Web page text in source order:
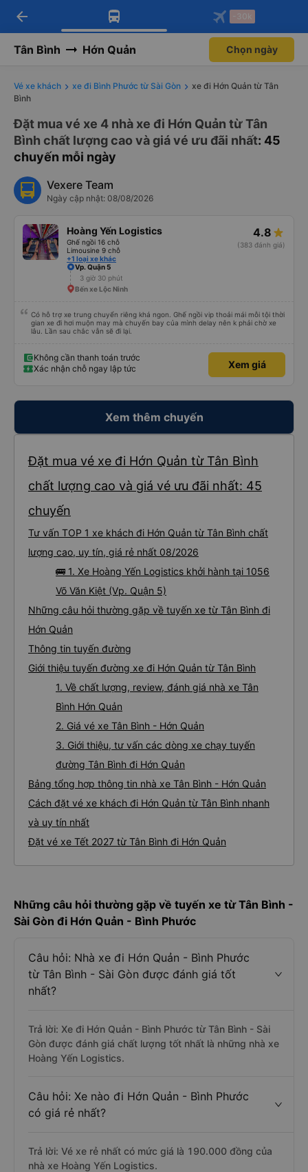
Tải app Vexere ngay!
Nhận ưu đãi thành viên độc
Mở app
Tải app Vexere
-30k/ghế khi đặt vé máy bay qua
Mở app
arrow_back -30k
Tân Bình Hớn Quản Chọn ngày
Vé xe khách xe đi Bình Phước từ Sài Gòn
xe đi Hớn Quản từ Tân
Bình
Đặt mua vé xe 4 nhà xe đi Hớn Quản từ Tân
Bình chất lượng cao và giá vé ưu đãi nhất: 45
chuyến mỗi ngày
Vexere Team
Ngày cập nhật: 08/08/2026
Hoàng Yến Logistics
Ghế ngồi 16 chỗ
Limousine 9 chỗ
+1 loại xe khác
4.8
(383 đánh giá)
Vp. Quận 5
3 giờ 30 phút
Bến xe Lộc Ninh
Có hỗ trợ xe trung chuyển riêng khá ngon. Ghế ngồi vip thoải mái mỗi tội thời
gian xe đi hơi muộn may mà chuyến bay của mình delay nên k phải chờ xe
lâu. Lần sau chắc vẫn sẽ đi lại.
Không cần thanh toán trước
Xác nhận chỗ ngay lập tức
Xem giá
Xem thêm chuyến
Đặt mua vé xe đi Hớn Quản từ Tân Bình
chất lượng cao và giá vé ưu đãi nhất: 45
chuyến
Tư vấn TOP 1 xe khách đi Hớn Quản từ Tân Bình chất
lượng cao, uy tín, giá rẻ nhất 08/2026
🚌 1. Xe Hoàng Yến Logistics khởi hành tại 1056
Võ Văn Kiệt (Vp. Quận 5)
Những câu hỏi thường gặp về tuyến xe từ Tân Bình đi
Hớn Quản
Thông tin tuyến đường
Giới thiệu tuyến đường xe đi Hớn Quản từ Tân Bình
1. Về chất lượng, review, đánh giá nhà xe Tân
Bình Hớn Quản
2. Giá vé xe Tân Bình - Hớn Quản
3. Giới thiệu, tư vấn các dòng xe chạy tuyến
đường Tân Bình đi Hớn Quản
Bảng tổng hợp thông tin nhà xe Tân Bình - Hớn Quản
Cách đặt vé xe khách đi Hớn Quản từ Tân Bình nhanh
và uy tín nhất
Đặt vé xe Tết 2027 từ Tân Bình đi Hớn Quản
Những câu hỏi thường gặp về tuyến xe từ Tân Bình -
Sài Gòn đi Hớn Quản - Bình Phước
Câu hỏi: Nhà xe đi Hớn Quản - Bình Phước
từ Tân Bình - Sài Gòn được đánh giá tốt
nhất?
Trả lời: Xe đi Hớn Quản - Bình Phước từ Tân Bình - Sài
Gòn được đánh giá chất lượng tốt nhất là những nhà xe
Hoàng Yến Logistics.
Câu hỏi: Xe nào đi Hớn Quản - Bình Phước
có giá rẻ nhất?
Trả lời: Vé xe rẻ nhất có mức giá là 190.000 đồng của
nhà xe Hoàng Yến Logistics.